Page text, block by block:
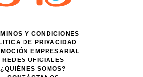
Y CONDICIONES
DE PRIVACIDAD
EMPRESARIAL
REDES OFICIALES
¿QUIÉNES SOMOS?